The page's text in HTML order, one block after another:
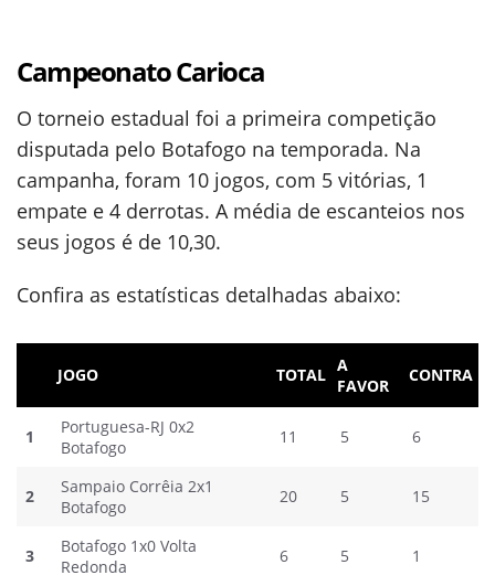
Campeonato Carioca
O torneio estadual foi a primeira competição
disputada pelo Botafogo na temporada. Na
campanha, foram 10 jogos, com 5 vitórias, 1
empate e 4 derrotas. A média de escanteios nos
seus jogos é de 10,30.
Confira as estatísticas detalhadas abaixo:
JOGO TOTAL A
FAVOR
CONTRA
1
Portuguesa-RJ 0x2
Botafogo
11 5 6
2
Sampaio Corrêia 2x1
Botafogo
20 5 15
3
Botafogo 1x0 Volta
Redonda
6 5 1